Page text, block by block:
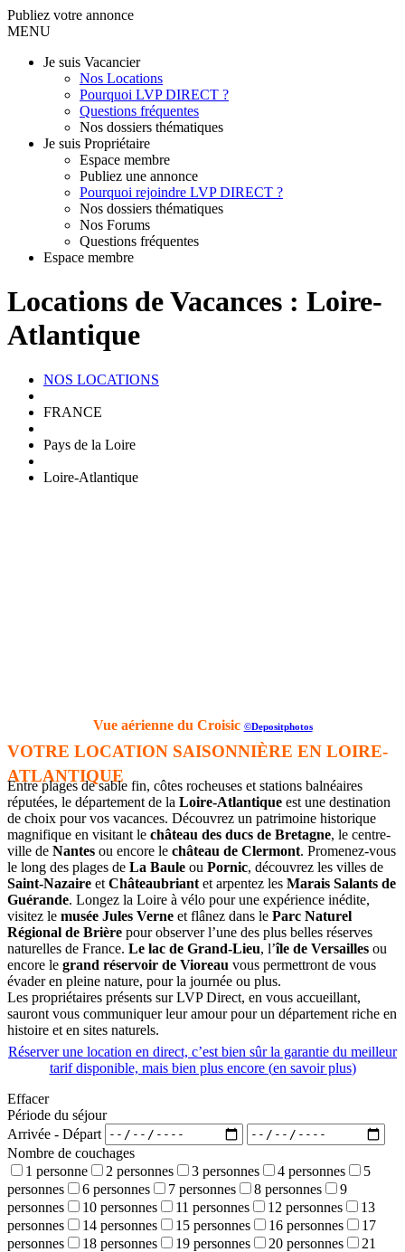
Publiez votre annonce
MENU
Je suis Vacancier
Nos Locations
Pourquoi LVP DIRECT ?
Questions fréquentes
Nos dossiers thématiques
Je suis Propriétaire
Espace membre
Publiez une annonce
Pourquoi rejoindre LVP DIRECT ?
Nos dossiers thématiques
Nos Forums
Questions fréquentes
Espace membre
Locations de Vacances : Loire-
Atlantique
NOS LOCATIONS
FRANCE
Pays de la Loire
Loire-Atlantique
Vue aérienne du Croisic ©Depositphotos
VOTRE LOCATION SAISONNIÈRE EN LOIRE-
ATLANTIQUE
Entre plages de sable fin, côtes rocheuses et stations balnéaires
réputées, le département de la Loire-Atlantique est une destination
de choix pour vos vacances. Découvrez un patrimoine historique
magnifique en visitant le château des ducs de Bretagne, le centre-
ville de Nantes ou encore le château de Clermont. Promenez-vous
le long des plages de La Baule ou Pornic, découvrez les villes de
Saint-Nazaire et Châteaubriant et arpentez les Marais Salants de
Guérande. Longez la Loire à vélo pour une expérience inédite,
visitez le musée Jules Verne et flânez dans le Parc Naturel
Régional de Brière pour observer l’une des plus belles réserves
naturelles de France. Le lac de Grand-Lieu, l’île de Versailles ou
encore le grand réservoir de Vioreau vous permettront de vous
évader en pleine nature, pour la journée ou plus.
Les propriétaires présents sur LVP Direct, en vous accueillant,
sauront vous communiquer leur amour pour un département riche en
histoire et en sites naturels.
Réserver une location en direct, c’est bien sûr la garantie du meilleur
tarif disponible, mais bien plus encore (en savoir plus)
Effacer
Période du séjour
Arrivée - Départ
Nombre de couchages
1 personne
2 personnes 3 personnes 4 personnes
5
personnes
6 personnes 7 personnes 8 personnes
9
personnes
10 personnes 11 personnes 12 personnes
13
personnes
14 personnes 15 personnes 16 personnes
17
personnes
18 personnes 19 personnes 20 personnes
21